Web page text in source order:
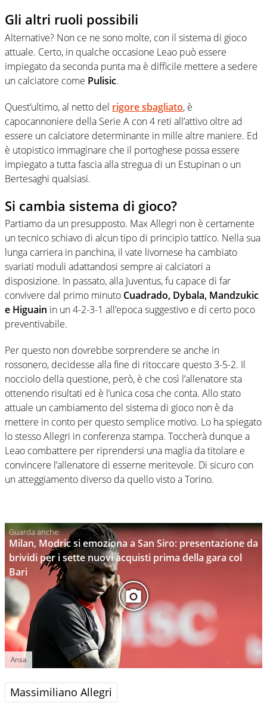
Gli altri ruoli possibili
Alternative? Non ce ne sono molte, con il sistema di gioco
attuale. Certo, in qualche occasione Leao può essere
impiegato da seconda punta ma è difficile mettere a sedere
un calciatore come Pulisic.
Quest’ultimo, al netto del rigore sbagliato, è
capocannoniere della Serie A con 4 reti all’attivo oltre ad
essere un calciatore determinante in mille altre maniere. Ed
è utopistico immaginare che il portoghese possa essere
impiegato a tutta fascia alla stregua di un Estupinan o un
Bertesaghi qualsiasi.
Si cambia sistema di gioco?
Partiamo da un presupposto. Max Allegri non è certamente
un tecnico schiavo di alcun tipo di principio tattico. Nella sua
lunga carriera in panchina, il vate livornese ha cambiato
svariati moduli adattandosi sempre ai calciatori a
disposizione. In passato, alla Juventus, fu capace di far
convivere dal primo minuto Cuadrado, Dybala, Mandzukic
e Higuain in un 4-2-3-1 all’epoca suggestivo e di certo poco
preventivabile.
Per questo non dovrebbe sorprendere se anche in
rossonero, decidesse alla fine di ritoccare questo 3-5-2. Il
nocciolo della questione, però, è che così l’allenatore sta
ottenendo risultati ed è l’unica cosa che conta. Allo stato
attuale un cambiamento del sistema di gioco non è da
mettere in conto per questo semplice motivo. Lo ha spiegato
lo stesso Allegri in conferenza stampa. Toccherà dunque a
Leao combattere per riprendersi una maglia da titolare e
convincere l’allenatore di esserne meritevole. Di sicuro con
un atteggiamento diverso da quello visto a Torino.
Milan, Modric si emoziona a San Siro: presentazione da
brividi per i sette nuovi acquisti prima della gara col
Bari
Ansa
Massimiliano Allegri